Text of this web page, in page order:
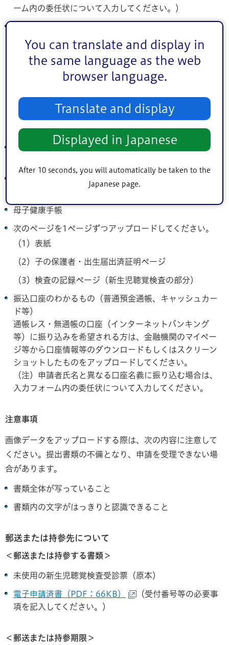
You can translate and display in
the same language as the web
browser language.
Translate and display
Displayed in Japanese
After 10 seconds, you will automatically be taken to the
Japanese page.
ーム内の委任状について入力してください。）
明の場合は、受診した医療機関に確認してください。）
＜画像データをアップロードするもの＞
書類1枚につき、1つの画像データでアップロードしてくだ
さい。
スマートフォンのカメラで撮影した画像からも選択できま
す。
未使用の新生児聴覚検査受診票（電子申請後、1か月以内
母子健康手帳
次のページを1ページずつアップロードしてください。
（1）表紙
（2）子の保護者・出生届出済証明ページ
（3）検査の記録ページ（新生児聴覚検査の部分）
振込口座のわかるもの（普通預金通帳、キャッシュカー
ド等）
通帳レス・無通帳の口座（インターネットバンキング
等）に振り込みを希望される方は、金融機関のマイペー
ジ等から口座情報等のダウンロードもしくはスクリーン
ショットしたものをアップロードしてください。
（注）申請者氏名と異なる口座名義に振り込む場合は、
入力フォーム内の委任状について入力してください。
注意事項
画像データをアップロードする際は、次の内容に注意して
ください。提出書類の不備となり、申請を受理できない場
合があります。
書類全体が写っていること
書類内の文字がはっきりと認識できること
郵送または持参先について
＜郵送または持参する書類＞
未使用の新生児聴覚検査受診票（原本）
電子申請済書（PDF：66KB）
（受付番号等の必要事
項を記入してください。）
＜郵送または持参期限＞